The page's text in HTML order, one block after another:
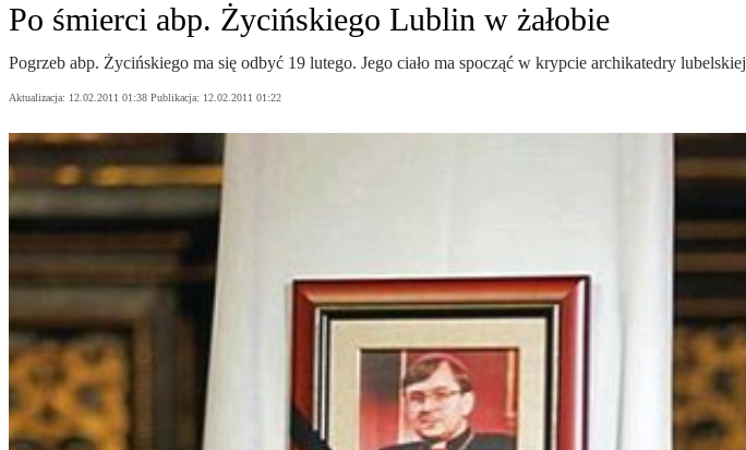
Po śmierci abp. Życińskiego Lublin w żałobie
Pogrzeb abp. Życińskiego ma się odbyć 19 lutego. Jego ciało ma spocząć w krypcie archikatedry lubelskiej
Aktualizacja: 12.02.2011 01:38 Publikacja: 12.02.2011 01:22